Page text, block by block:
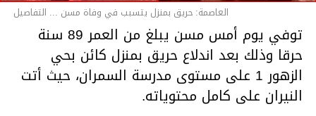
العاصمة: حريق بمنزل يتسبب في وفاة مسن ... التفاصيل
توفي يوم أمس مسن يبلغ من العمر 89 سنة
حرقا وذلك بعد اندلاع حريق بمنزل كائن بحي
الزهور 1 على مستوى مدرسة السمران، حيث أتت
النيران على كامل محتوياته.